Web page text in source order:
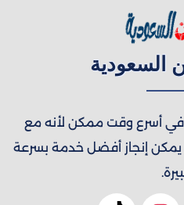
السعودية
في أسرع وقت ممكن لأنه مع
يمكن إنجاز أفضل خدمة بسرعة